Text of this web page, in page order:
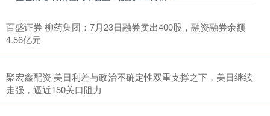
百盛证券 柳药集团：7月23日融券卖出400股，融资融券余额
4.56亿元
聚宏鑫配资 美日利差与政治不确定性双重支撑之下，美日继续
走强，逼近150关口阻力